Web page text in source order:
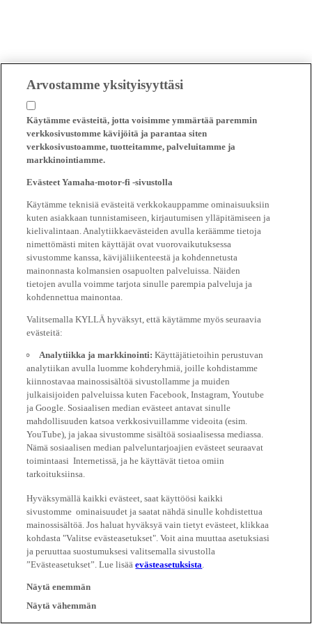
Arvostamme yksityisyyttäsi
Käytämme evästeitä, jotta voisimme ymmärtää paremmin
verkkosivustomme kävijöitä ja parantaa siten
verkkosivustoamme, tuotteitamme, palveluitamme ja
markkinointiamme.
Evästeet Yamaha-motor-fi -sivustolla
Käytämme teknisiä evästeitä verkkokauppamme ominaisuuksiin
kuten asiakkaan tunnistamiseen, kirjautumisen ylläpitämiseen ja
kielivalintaan. Analytiikkaevästeiden avulla keräämme tietoja
nimettömästi miten käyttäjät ovat vuorovaikutuksessa
sivustomme kanssa, kävijäliikenteestä ja kohdennetusta
mainonnasta kolmansien osapuolten palveluissa. Näiden
tietojen avulla voimme tarjota sinulle parempia palveluja ja
kohdennettua mainontaa.
Valitsemalla KYLLÄ hyväksyt, että käytämme myös seuraavia
evästeitä:
Analytiikka ja markkinointi:Käyttäjätietoihin perustuvan
analytiikan avulla luomme kohderyhmiä, joille kohdistamme
kiinnostavaa mainossisältöä sivustollamme ja muiden
julkaisijoiden palveluissa kuten Facebook, Instagram, Youtube
ja Google. Sosiaalisen median evästeet antavat sinulle
mahdollisuuden katsoa verkkosivuillamme videoita (esim.
YouTube), ja jakaa sivustomme sisältöä sosiaalisessa mediassa.
Nämä sosiaalisen median palveluntarjoajien evästeet seuraavat
toimintaasi Internetissä, ja he käyttävät tietoa omiin
tarkoituksiinsa.
Hyväksymällä kaikki evästeet, saat käyttöösi kaikki
sivustomme ominaisuudet ja saatat nähdä sinulle kohdistettua
mainossisältöä. Jos haluat hyväksyä vain tietyt evästeet, klikkaa
kohdasta "Valitse evästeasetukset". Voit aina muuttaa asetuksiasi
ja peruuttaa suostumuksesi valitsemalla sivustolla
”Evästeasetukset”. Lue lisääevästeasetuksista
Näytä enemmän
Näytä vähemmän